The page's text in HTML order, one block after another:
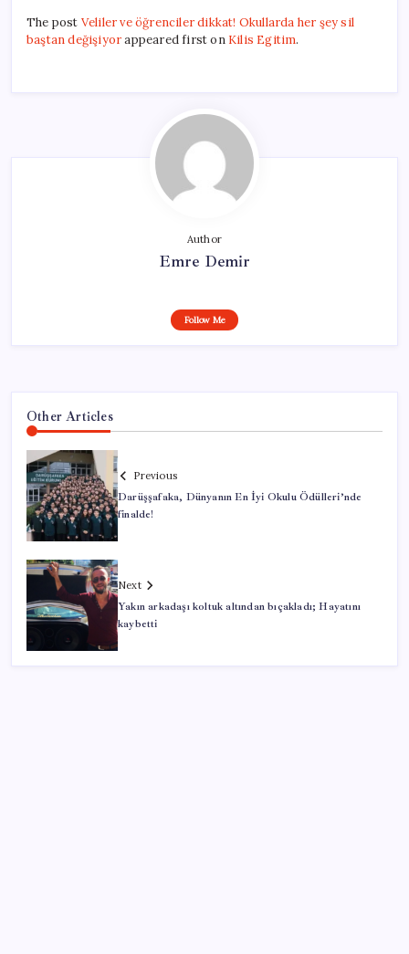
The post Veliler ve öğrenciler dikkat! Okullarda her şey sil
baştan değişiyorappeared first on Kilis Egitim.
Author
Emre Demir
Follow Me
Other Articles
Previous
Darüşşafaka, Dünyanın En İyi Okulu Ödülleri’nde
finalde!
Next
Yakın arkadaşı koltuk altından bıçakladı; Hayatını
kaybetti